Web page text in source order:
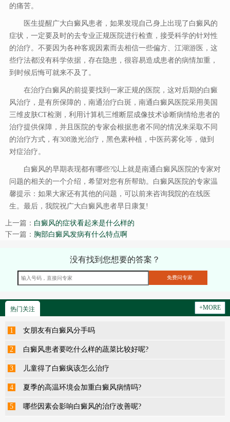
的痛苦。
医生提醒广大白癜风患者，如果发现自己身上出现了白癜风的
症状，一定要及时的去专业正规医院进行检查，接受科学的针对性
的治疗。不要因为各种客观因素而去相信一些偏方、江湖游医，这
些疗法都没有科学依据，存在隐患，很容易造成患者的病情加重，
到时候后悔可就来不及了。
在治疗白癜风的前提要找到一家正规的医院，这对后期的白癜
风治疗，是有所保障的，南通治疗白斑，南通白癜风医院采用美国
三维皮肤CT检测，利用计算机三维断层成像技术诊断病情给患者的
治疗提供保障，并且医院的专家会根据患者不同的情况来采取不同
的治疗方式，有308激光治疗，黑色素种植，中医药雾化等，做到
对症治疗。
白癜风的早期表现都有哪些?以上就是南通白癜风医院的专家对
问题的相关的一个介绍，希望对您有所帮助。白癜风医院的专家温
馨提示：如果大家还有其他的问题，可以前来咨询我院的在线医
生。最后，我院祝广大白癜风患者早日康复!
上一篇： 白癜风的症状看起来是什么样的
下一篇： 胸部白癜风发病有什么特点啊
没有找到您想要的答案？
热门关注 +MORE
1 女朋友有白癜风分手吗
2 白癜风患者要吃什么样的蔬菜比较好呢?
3 儿童得了白癜疯该怎么治疗
4 夏季的高温环境会加重白癜风病情吗?
5 哪些因素会影响白癜风的治疗改善呢?